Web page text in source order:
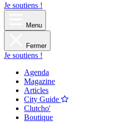
Je soutiens !
Menu
Fermer
Je soutiens !
Agenda
Magazine
Articles
City Guide
Clutcho'
Boutique